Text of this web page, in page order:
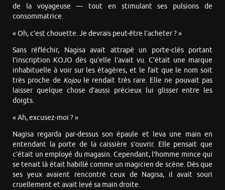
de la voyageuse — tout en stimulant ses pulsions de
consommatrice.
« Oh, c’est chouette. Je devrais peut-être l’acheter ? »
Sans réfléchir, Nagisa avait attrapé un porte-clés portant
l’inscription KOJO dès qu’elle l’avait vu. C’était une marque
inhabituelle à voir sur les étagères, et le fait que le nom soit
très proche de Kojou le rendait très rare. Elle ne pouvait pas
laisser quelque chose d’aussi précieux lui glisser entre les
doigts.
« Ah, excusez-moi ? »
Nagisa regarda par-dessus son épaule et leva une main en
entendant la porte de la caissière s’ouvrir. Elle pensait que
c’était un employé du magasin. Cependant, l’homme mince qui
se tenait là était habillé comme un magicien de scène. Dès que
ses yeux avaient rencontré ceux de Nagisa, il avait souri
cruellement et avait levé sa main droite.